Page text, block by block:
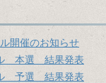
開催のお知らせ
本選 結果発表
予選 結果発表